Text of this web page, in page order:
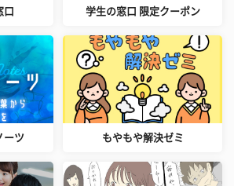
口 学生の窓口 限定クーポン
ーツ もやもや解決ゼミ